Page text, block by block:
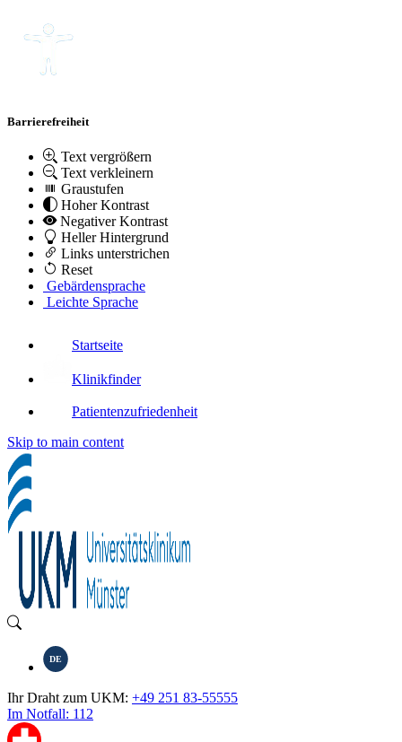
Barrierefreiheit
Text vergrößern
Text verkleinern
Graustufen
Hoher Kontrast
Negativer Kontrast
Heller Hintergrund
Links unterstrichen
Reset
Gebärdensprache
Leichte Sprache
Startseite
Klinikfinder
Patientenzufriedenheit
Skip to main content
DE
Ihr Draht zum UKM: +49 251 83-55555
Im Notfall: 112